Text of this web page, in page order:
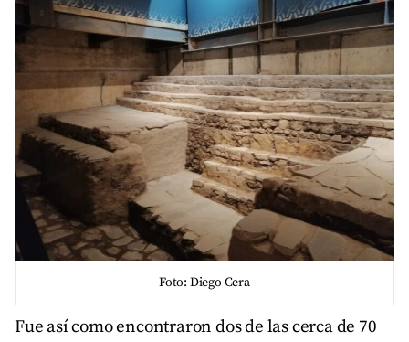
Foto: Diego Cera
Fue así como encontraron dos de las cerca de 70